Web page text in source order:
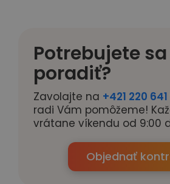
Potrebujete sa
poradiť?
Zavolajte na +421 220
radi Vám pomôžeme!
vrátane víkendu od 9:00
Objednať